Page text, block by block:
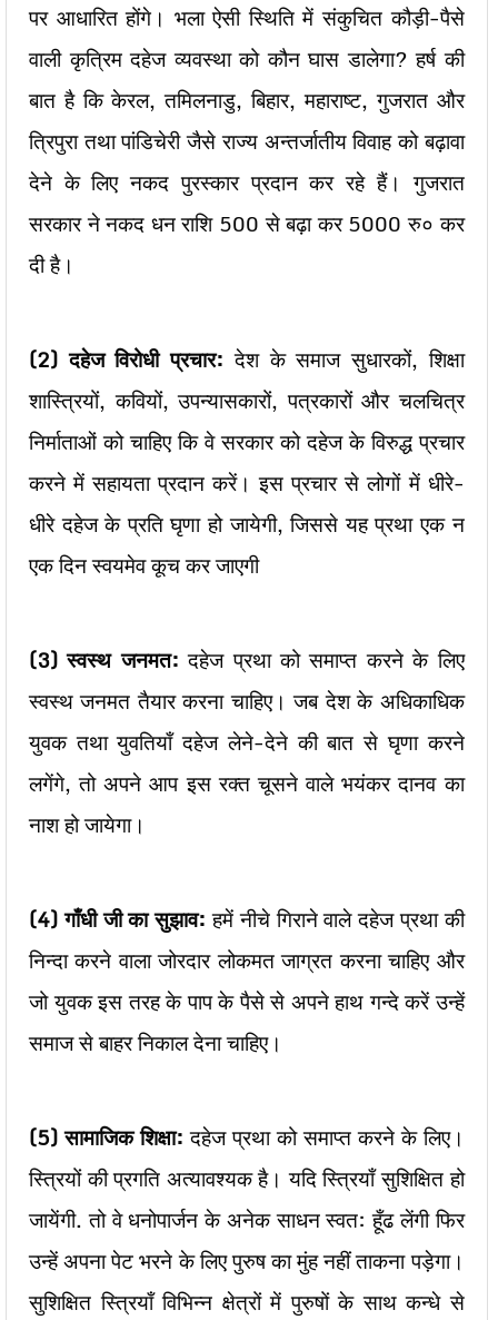
पर आधारित होंगे। भला ऐसी स्थिति में संकुचित कौड़ी-पैसे
वाली कृत्रिम दहेज व्यवस्था को कौन घास डालेगा? हर्ष की
बात है कि केरल, तमिलनाडु, बिहार, महाराष्ट, गुजरात और
त्रिपुरा तथा पांडिचेरी जैसे राज्य अन्तर्जातीय विवाह को बढ़ावा
देने के लिए नकद पुरस्कार प्रदान कर रहे हैं। गुजरात
सरकार ने नकद धन राशि 500 से बढ़ा कर 5000 रु० कर
दी है।
(2)दहेज विरोधी प्रचार: देश के समाज सुधारकों, शिक्षा
शास्त्रियों, कवियों, उपन्यासकारों, पत्रकारों और चलचित्र
निर्माताओं को चाहिए कि वे सरकार को दहेज के विरुद्ध प्रचार
करने में सहायता प्रदान करें। इस प्रचार से लोगों में धीरे-
धीरे दहेज के प्रति घृणा हो जायेगी, जिससे यह प्रथा एक न
एक दिन स्वयमेव कूच कर जाएगी
(3)स्वस्थ जनमत: दहेज प्रथा को समाप्त करने के लिए
स्वस्थ जनमत तैयार करना चाहिए। जब देश के अधिकाधिक
युवक तथा युवतियाँ दहेज लेने-देने की बात से घृणा करने
लगेंगे, तो अपने आप इस रक्त चूसने वाले भयंकर दानव का
नाश हो जायेगा।
(4)गाँधी जी का सुझाव: हमें नीचे गिराने वाले दहेज प्रथा की
निन्दा करने वाला जोरदार लोकमत जाग्रत करना चाहिए और
जो युवक इस तरह के पाप के पैसे से अपने हाथ गन्दे करें उन्हें
समाज से बाहर निकाल देना चाहिए।
(5)सामाजिक शिक्षा: दहेज प्रथा को समाप्त करने के लिए।
स्त्रियों की प्रगति अत्यावश्यक है। यदि स्त्रियाँ सुशिक्षित हो
जायेंगी. तो वे धनोपार्जन के अनेक साधन स्वत: हूँढ लेंगी फिर
उन्हें अपना पेट भरने के लिए पुरुष का मुंह नहीं ताकना पड़ेगा।
सुशिक्षित स्त्रियाँ विभिन्न क्षेत्रों में पुरुषों के साथ कन्धे से